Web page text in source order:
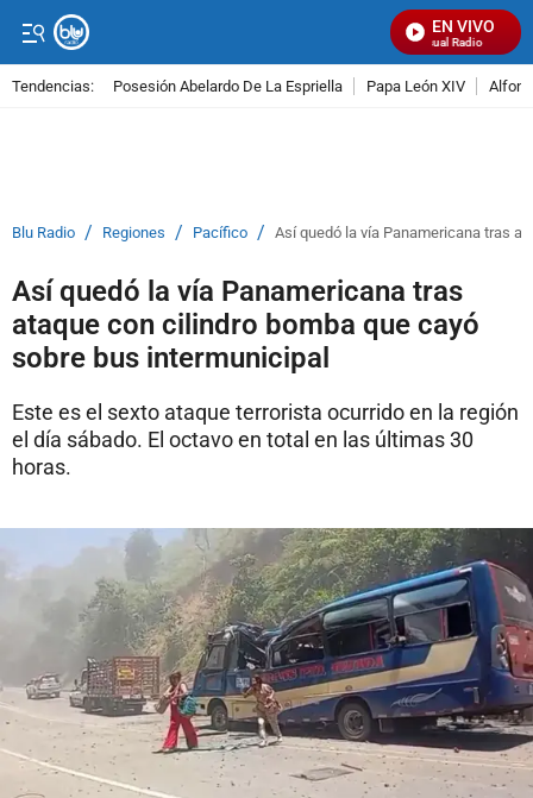
EN VIVO
Señal Visual Radio
Tendencias: Posesión Abelardo De La Espriella Papa León XIV
Blu Radio / Regiones / Pacífico / Así quedó la vía Panamericana tras
Así quedó la vía Panamericana tras
ataque con cilindro bomba que cayó
sobre bus intermunicipal
Este es el sexto ataque terrorista ocurrido en la región
el día sábado. El octavo en total en las últimas 30
horas.